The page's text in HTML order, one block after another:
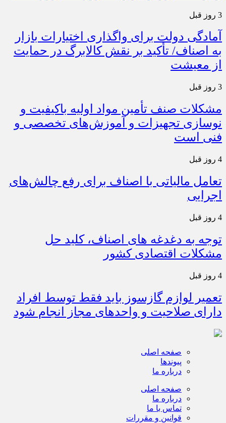
3 روز قبل
آمادگی دولت برای واگذاری اختیارات بازار
به اصناف/ تأکید بر نقش کالابرگ در حمایت
از معیشت
3 روز قبل
مشکلات صنف تأمین مواد اولیه باکیفیت و
نوسازی تجهیزات و آموزش‌های تخصصی و
فنی است
4 روز قبل
تعامل مالیاتی با اصناف برای رفع چالش‌های
اجرایی
4 روز قبل
توجه به دغدغه های اصناف، کلید حل
مشکلات اقتصادی کشور
4 روز قبل
تعمیر لوازم گازسوز باید فقط توسط افراد
دارای صلاحیت و واحدهای مجاز انجام شود
صفحه اصلی
پیوندها
درباره ما
صفحه اصلی
درباره ما
تماس با ما
قوانین و مقررات